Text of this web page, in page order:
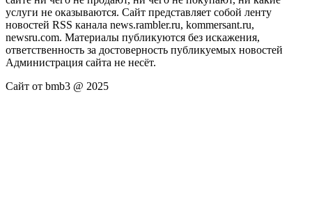
услуги не оказываются. Сайт представляет собой ленту
новостей RSS канала news.rambler.ru, kommersant.ru,
newsru.com. Материалы публикуются без искажения,
ответственность за достоверность публикуемых новостей
Администрация сайта не несёт.
Сайт от bmb3 @ 2025